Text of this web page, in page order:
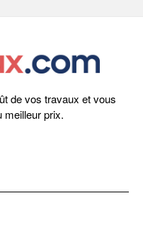
de vos travaux et vous
meilleur prix.